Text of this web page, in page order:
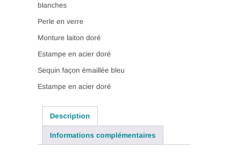
blanches
Perle en verre
Monture laiton doré
Estampe en acier doré
Sequin façon émaillée bleu
Estampe en acier doré
Description
Informations complémentaires